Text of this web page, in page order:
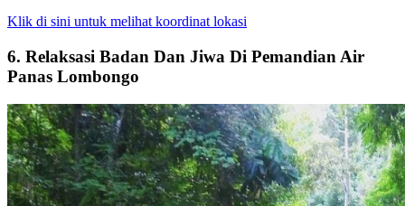
Klik di sini untuk melihat koordinat lokasi
6. Relaksasi Badan Dan Jiwa Di Pemandian Air
Panas Lombongo